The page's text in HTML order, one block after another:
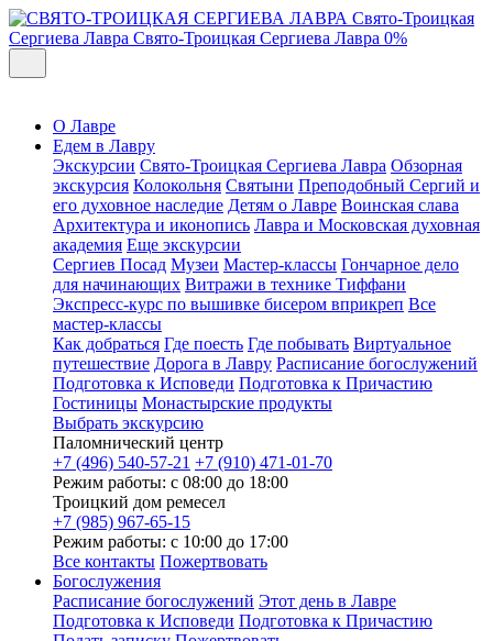
Свято-Троицкая
Сергиева Лавра Свято-Троицкая Сергиева Лавра 0%
О Лавре
Едем в Лавру
Экскурсии Свято-Троицкая Сергиева Лавра Обзорная
экскурсия Колокольня Святыни Преподобный Сергий и
его духовное наследие Детям о Лавре Воинская слава
Архитектура и иконопись Лавра и Московская духовная
академия Еще экскурсии
Сергиев Посад Музеи Мастер-классы Гончарное дело
для начинающих Витражи в технике Тиффани
Экспресс-курс по вышивке бисером вприкреп Все
мастер-классы
Как добраться Где поесть Где побывать Виртуальное
путешествие Дорога в Лавру Расписание богослужений
Подготовка к Исповеди Подготовка к Причастию
Гостиницы Монастырские продукты
Выбрать экскурсию
Паломнический центр
+7 (496) 540-57-21 +7 (910) 471-01-70
Режим работы: с 08:00 до 18:00
Троицкий дом ремесел
+7 (985) 967-65-15
Режим работы: с 10:00 до 17:00
Все контакты Пожертвовать
Богослужения
Расписание богослужений Этот день в Лавре
Подготовка к Исповеди Подготовка к Причастию